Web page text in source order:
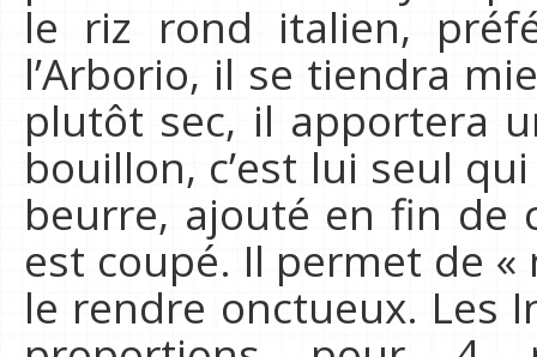
le riz rond italien,
l’Arborio, il se tiendra
plutôt sec, il apportera
bouillon, c’est lui seul
beurre, ajouté en fin de
est coupé. Il permet de
le rendre onctueux. Les